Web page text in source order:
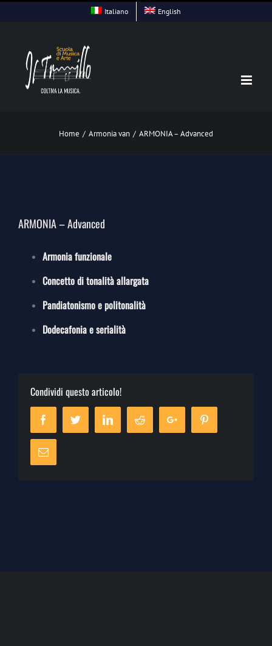
Skip
Italiano English
Home / Armonia van / ARMONIA – Advanced
ARMONIA – Advanced
Armonia funzionale
Concetto di tonalità allargata
Pandiatonismo e politonalità
Dodecafonia e serialità
Condividi questo articolo!
FacebookTwitterLinkedinReddit Google+
Email